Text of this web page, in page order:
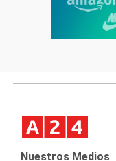
Nuestros Medios